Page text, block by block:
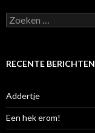
Zoeken
naar:
RECENTE BERICHTEN
Addertje
Een hek erom!